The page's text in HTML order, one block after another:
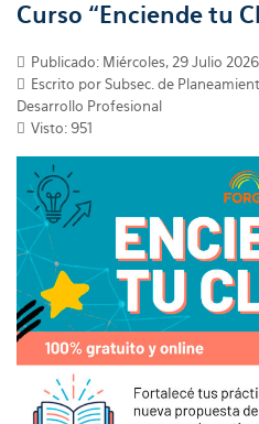
Curso “Enciende tu
Publicado: Miércoles, 29 Julio
Escrito por Subsec. de
Desarrollo Profesional
Visto: 951